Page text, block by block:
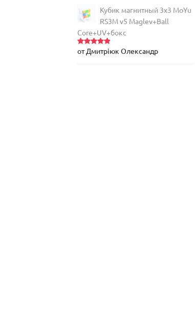
Кубик магнитный 3х3 MoYu
RS3M v5 Maglev+Ball
Core+UV+бокс
Оценка5
от Дмитріюк Олександр